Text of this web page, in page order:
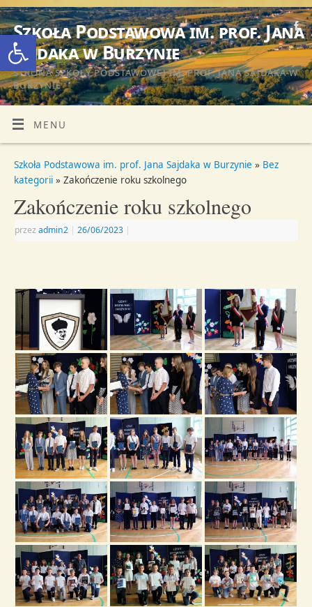
Otwórz pasek narzędzi
Szkoła Podstawowa im. prof. Jana
Sajdaka w Burzynie
STRONA SZKOŁY PODSTAWOWEJ IM. PROF. JANA SAJDAKA W
BURZYNIE
MENU
Szkoła Podstawowa im. prof. Jana Sajdaka w Burzynie » Bez
kategorii » Zakończenie roku szkolnego
Zakończenie roku szkolnego
przezadmin2 | 26/06/2023 |